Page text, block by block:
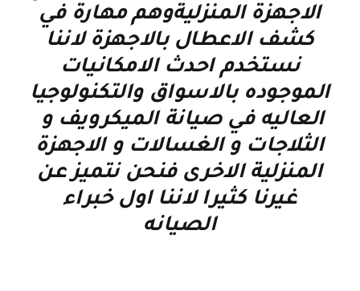
الاجهزة المنزليةوهم مهارة في
كشف الاعطال بالاجهزة لاننا
نستخدم احدث الامكانيات
الموجوده بالاسواق والتكنولوجيا
العاليه في صيانة الميكرويف و
الثلاجات و الغسالات و الاجهزة
المنزلية الاخرى فنحن نتميز عن
غيرنا كثيرا لاننا اول خبراء
الصيانه